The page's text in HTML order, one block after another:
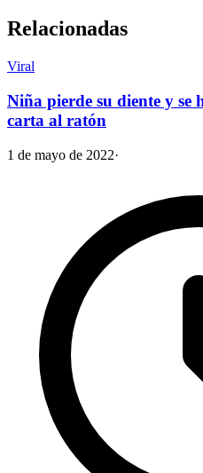
Relacionadas
Viral
Niña pierde su diente y se
carta al ratón
1 de mayo de 2022·